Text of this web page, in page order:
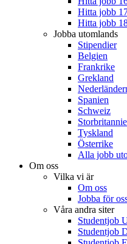
Hitta jobb
Hitta jobb
Jobba utomlands
Stipendier
Belgien
Frankrike
Grekland
Spanien
Schweiz
Tyskland
Österrike
Alla jobb
Om oss
Vilka vi är
Om oss
Jobba för
Våra andra siter
Studentjob
Studentjob